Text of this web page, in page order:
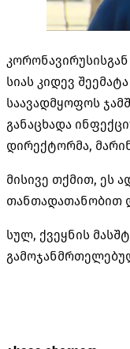
სიას კიდევ
საავადმყოფოს
განაცხადა
დირექტორმა,
მისივე თქმით, ეს
თანთადათანობით
სულ, ქვეყნის